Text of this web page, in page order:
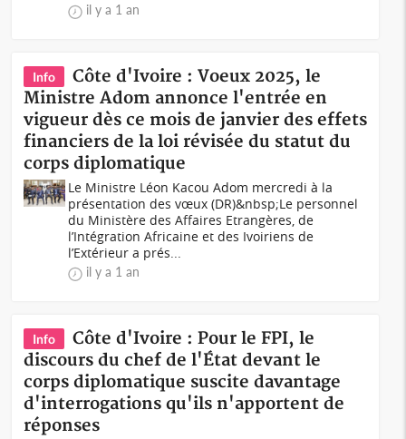
il y a 1 an
Info
Côte d'Ivoire : Voeux 2025, le
Ministre Adom annonce l'entrée en
vigueur dès ce mois de janvier des effets
financiers de la loi révisée du statut du
corps diplomatique
Le Ministre Léon Kacou Adom mercredi à la
présentation des vœux (DR)&nbsp;Le personnel
du Ministère des Affaires Etrangères, de
l’Intégration Africaine et des Ivoiriens de
l’Extérieur a prés...
il y a 1 an
Info
Côte d'Ivoire : Pour le FPI, le
discours du chef de l'État devant le
corps diplomatique suscite davantage
d'interrogations qu'ils n'apportent de
réponses